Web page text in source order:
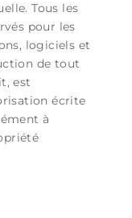
Tous les
pour les
logiciels et
de tout
est
écrite
à